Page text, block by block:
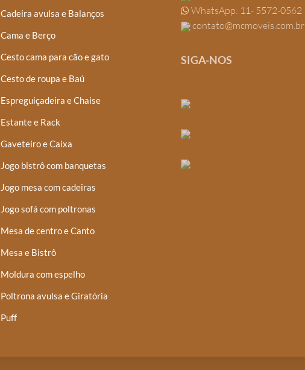
Cadeira avulsa e Balanços
Cama e Berço
Cesto cama para cão e gato
Cesto de roupa e Baú
Espreguiçadeira e Chaise
Estante e Rack
Gaveteiro e Caixa
Jogo bistrô com banquetas
Jogo mesa com cadeiras
Jogo sofá com poltronas
Mesa de centro e Canto
Mesa e Bistrô
Moldura com espelho
Poltrona avulsa e Giratória
Puff
WhatsApp: 11- 5572-0562
contato@mcmoveis.com.br
SIGA-NOS